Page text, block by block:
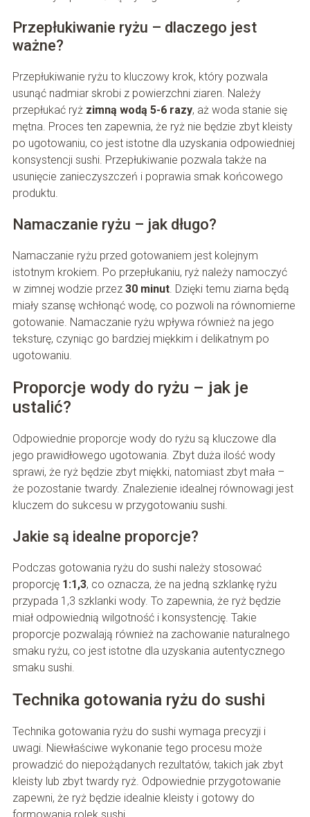
Przepłukiwanie ryżu – dlaczego jest
ważne?
Przepłukiwanie ryżu to kluczowy krok, który pozwala
usunąć nadmiar skrobi z powierzchni ziaren. Należy
przepłukać ryż zimną wodą 5-6 razy, aż woda stanie się
mętna. Proces ten zapewnia, że ryż nie będzie zbyt kleisty
po ugotowaniu, co jest istotne dla uzyskania odpowiedniej
konsystencji sushi. Przepłukiwanie pozwala także na
usunięcie zanieczyszczeń i poprawia smak końcowego
produktu.
Namaczanie ryżu – jak długo?
Namaczanie ryżu przed gotowaniem jest kolejnym
istotnym krokiem. Po przepłukaniu, ryż należy namoczyć
w zimnej wodzie przez 30 minut. Dzięki temu ziarna będą
miały szansę wchłonąć wodę, co pozwoli na równomierne
gotowanie. Namaczanie ryżu wpływa również na jego
teksturę, czyniąc go bardziej miękkim i delikatnym po
ugotowaniu.
Proporcje wody do ryżu – jak je
ustalić?
Odpowiednie proporcje wody do ryżu są kluczowe dla
jego prawidłowego ugotowania. Zbyt duża ilość wody
sprawi, że ryż będzie zbyt miękki, natomiast zbyt mała –
że pozostanie twardy. Znalezienie idealnej równowagi jest
kluczem do sukcesu w przygotowaniu sushi.
Jakie są idealne proporcje?
Podczas gotowania ryżu do sushi należy stosować
proporcję 1:1,3, co oznacza, że na jedną szklankę ryżu
przypada 1,3 szklanki wody. To zapewnia, że ryż będzie
miał odpowiednią wilgotność i konsystencję. Takie
proporcje pozwalają również na zachowanie naturalnego
smaku ryżu, co jest istotne dla uzyskania autentycznego
smaku sushi.
Technika gotowania ryżu do sushi
Technika gotowania ryżu do sushi wymaga precyzji i
uwagi. Niewłaściwe wykonanie tego procesu może
prowadzić do niepożądanych rezultatów, takich jak zbyt
kleisty lub zbyt twardy ryż. Odpowiednie przygotowanie
zapewni, że ryż będzie idealnie kleisty i gotowy do